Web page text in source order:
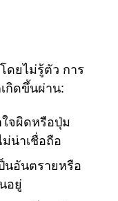
ดยไม่รู้ตัว การ
กิดขึ้นผ่าน:
จผิดหรือปุ่ม
น่าเชื่อถือ
นอันตรายหรือ
อยู่